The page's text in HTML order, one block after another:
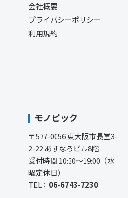
会社概要
プライバシーポリシー
利用規約
モノピック
〒577-0056 東大阪市長堂3-
2-22 あすなろビル8階
受付時間 10:30〜19:00（水
曜定休日）
TEL： 06-6743-7230